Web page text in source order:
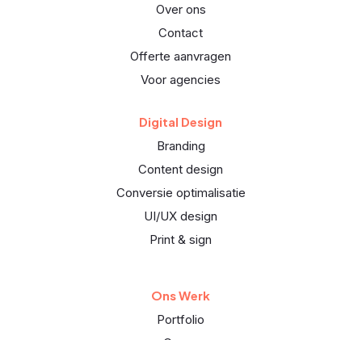
Over ons
Contact
Offerte aanvragen
Voor agencies
Digital Design
Branding
Content design
Conversie optimalisatie
UI/UX design
Print & sign
Ons Werk
Portfolio